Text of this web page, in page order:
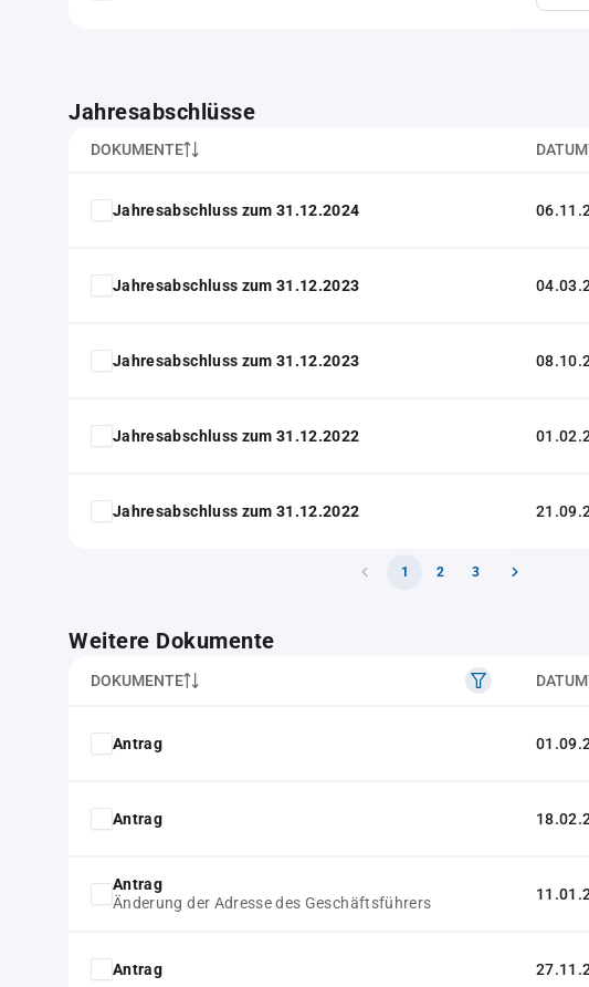
Jahresabschlüsse
DOKUMENTE DATUM
Jahresabschluss zum 31.12.2024
Jahresabschluss zum 31.12.2023
Jahresabschluss zum 31.12.2023
Jahresabschluss zum 31.12.2022
Jahresabschluss zum 31.12.2022
1 2 3
Weitere Dokumente
DOKUMENTE DATUM
Antrag
Antrag
Antrag
Änderung der Adresse des Geschäftsführers
Antrag